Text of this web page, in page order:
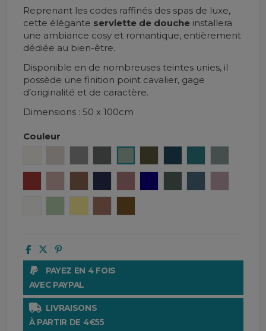
Reprenant les codes raffinés des spas de luxe,
cette élégante serviette de doucheinstallera
une ambiance cosy et romantique, entièrement
dédiée au bien-être.
Disponible en de nombreuses teintes unies, il
possède une finition point cavalier, gage
d’originalité et de caractère.
Dimensions : 50 x 100cm
Couleur
PAYEZ EN 4 FOIS
AVEC PAYPAL
LIVRAISONS
À PARTIR DE 4€55